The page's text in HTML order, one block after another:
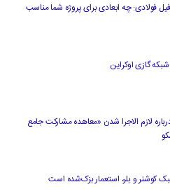
فولادی: چه ابعادی برای پروژه شما مناسب
گازی اوکراین
لازم‌ الاجرا شدن «معاهده مشارکت جامع
کوشنر و بلر، استعمار بزک‌شده است